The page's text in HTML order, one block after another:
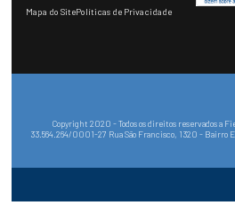
Mapa do SitePolíticas de Privacidade
Copyright 2020 - Todos os direitos reservados a
33.564.264/0001-27 Rua São Francisco, 1320 - Bairro